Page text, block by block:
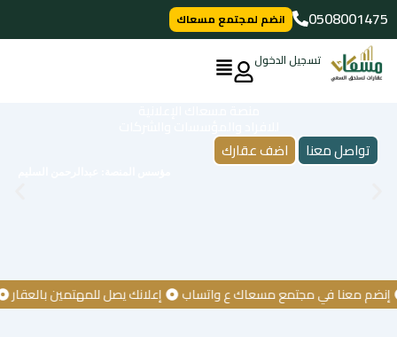
تخطي
إلى
المحتوى
0508001475
انضم لمجتمع مسعاك
تسجيل الدخول
تواصل معنا اضف عقارك
معنا في مجتمع مسعاك ع واتساب إعلانك يصل للمهتمين بالعقار كن